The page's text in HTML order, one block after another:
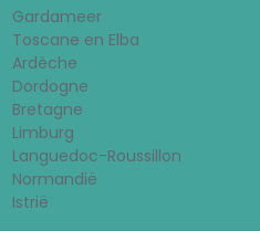
Gardameer
Toscane en Elba
Ardèche
Dordogne
Bretagne
Limburg
Languedoc-Roussillon
Normandië
Istrië